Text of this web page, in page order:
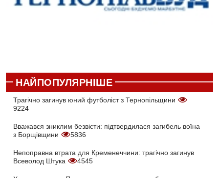
НАЙПОПУЛЯРНІШЕ
Трагічно загинув юний футболіст з Тернопільщини
9224
Вважався зниклим безвісти: підтвердилася загибель воїна
з Борщівщини
5836
Непоправна втрата для Кременеччини: трагічно загинув
Всеволод Штука
4545